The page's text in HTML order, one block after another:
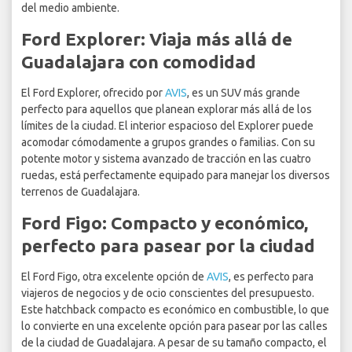
del medio ambiente.
Ford Explorer: Viaja más allá de
Guadalajara con comodidad
El Ford Explorer, ofrecido porAVIS, es un SUV más grande
perfecto para aquellos que planean explorar más allá de los
límites de la ciudad. El interior espacioso del Explorer puede
acomodar cómodamente a grupos grandes o familias. Con su
potente motor y sistema avanzado de tracción en las cuatro
ruedas, está perfectamente equipado para manejar los diversos
terrenos de Guadalajara.
Ford Figo: Compacto y económico,
perfecto para pasear por la ciudad
El Ford Figo, otra excelente opción de AVIS, es perfecto para
viajeros de negocios y de ocio conscientes del presupuesto.
Este hatchback compacto es económico en combustible, lo que
lo convierte en una excelente opción para pasear por las calles
de la ciudad de Guadalajara. A pesar de su tamaño compacto, el